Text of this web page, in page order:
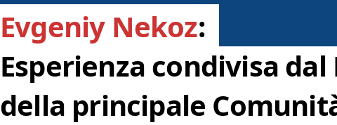
Evgeniy Nekoz:
Esperienza condivisa
della principale